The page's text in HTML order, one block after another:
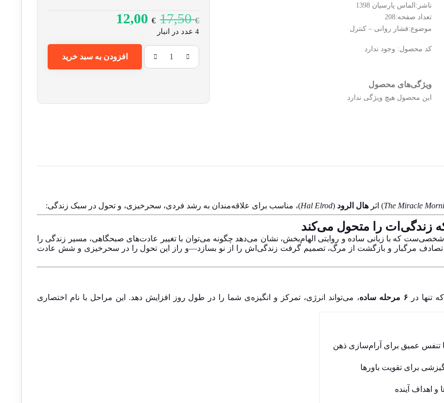
ناشر:الماس پارسیان 1398
تعداد صفحه:208
موضوع:فشار روانی – کنترل
کد محصول: وجود ندارد
ویژگی‌های محصول
این محصول هیچ ویژگی ندارد
17,50€
12,00€
4 عدد در انبار
افزودن به سبد خرید
The Miracle) اثر هال الرود (
Hal Elrod)، مناسب برای علاقه‌مندان به رشد فردی، سحرخیزی، و تحول در سبک زندگی:
را متحول می‌کند
که با زبانی ساده و روایتی الهام‌بخش، نشان می‌دهد چگونه می‌توان با تغییر عادت‌های صبحگاهی، مسیر زندگی را
تصادف مرگبار و بازگشت از مرگ، تصمیم گرفت زندگی‌اش را از نو بسازد—و راز این تحول را در سحرخیزی و شش عادت
تنها در ۶ مرحله ساده
، می‌تواند انرژی، تمرکز و انگیزه‌ی شما را در طول روز افزایش دهد. این مراحل با نام اختصاری
تنفس عمیق برای آرام‌سازی ذهن
برای تقویت باورها
اهداف آینده